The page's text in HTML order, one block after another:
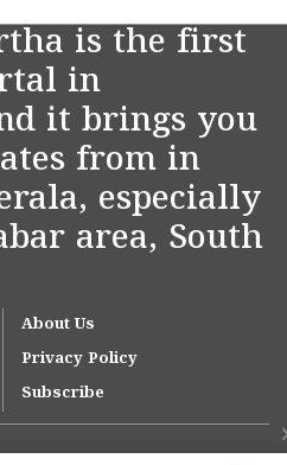
is the first
in
it brings you
from in
especially
area, South
About Us
Privacy Policy
Subscribe